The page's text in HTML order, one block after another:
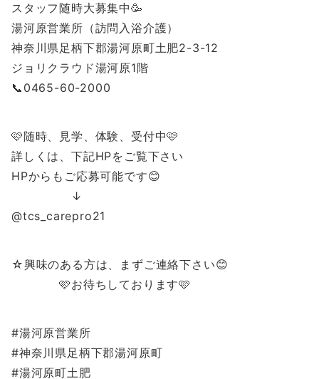
スタッフ随時大募集中🥳
湯河原営業所（訪問入浴介護）
神奈川県足柄下郡湯河原町土肥2-3-12
ジョリクラウド湯河原1階
📞0465-60-2000
🩷随時、見学、体験、受付中🩷
詳しくは、下記HPをご覧下さい
HPからもご応募可能です😊
↓
@tcs_carepro21
☆興味のある方は、まずご連絡下さい😊
🩷お待ちしております🩷
#湯河原営業所
#神奈川県足柄下郡湯河原町
#湯河原町土肥